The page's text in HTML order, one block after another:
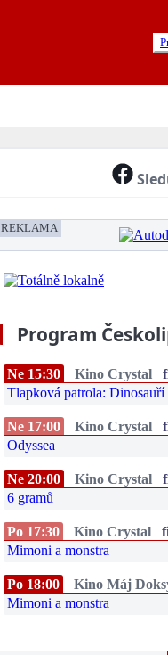
REKLAMA
Program
Ne 15:30 Kino Crystal
Tlapková patrola:
Ne 17:00 Kino Crystal
Odyssea
Ne 20:00 Kino Crystal
6 gramů
Po 17:30 Kino Crystal
Mimoni a monstra
Po 18:00 Kino Máj
Mimoni a monstra